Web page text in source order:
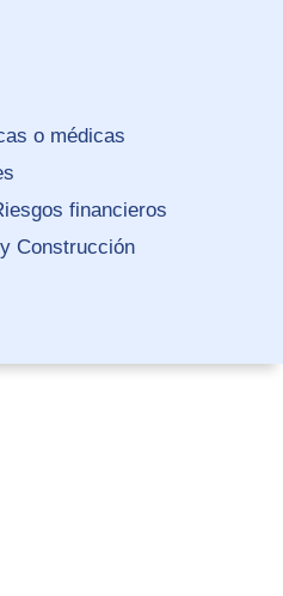
o médicas
financieros
Construcción